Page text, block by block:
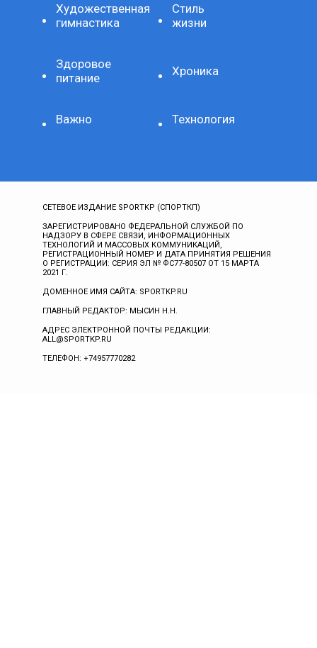
Художественная
гимнастика
Стиль
жизни
Здоровое
питание
Хроника
Важно Технология
СЕТЕВОЕ ИЗДАНИЕ SPORTKP (СПОРТКП)
ЗАРЕГИСТРИРОВАНО ФЕДЕРАЛЬНОЙ СЛУЖБОЙ ПО
НАДЗОРУ В СФЕРЕ СВЯЗИ, ИНФОРМАЦИОННЫХ
ТЕХНОЛОГИЙ И МАССОВЫХ КОММУНИКАЦИЙ,
РЕГИСТРАЦИОННЫЙ НОМЕР И ДАТА ПРИНЯТИЯ РЕШЕНИЯ
О РЕГИСТРАЦИИ: СЕРИЯ ЭЛ № ФС77-80507 ОТ 15 МАРТА
2021 Г.
ДОМЕННОЕ ИМЯ САЙТА: SPORTKP.RU
ГЛАВНЫЙ РЕДАКТОР: МЫСИН Н.Н.
АДРЕС ЭЛЕКТРОННОЙ ПОЧТЫ РЕДАКЦИИ:
ALL@SPORTKP.RU
ТЕЛЕФОН: +74957770282